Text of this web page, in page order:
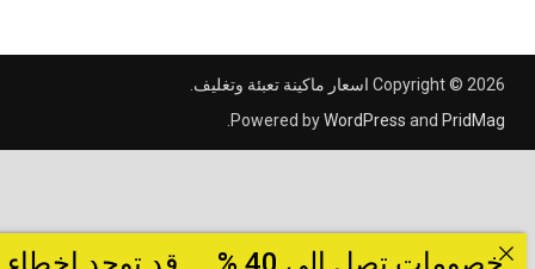
Copyright © 2026اسعار ماكينة تعبئة وتغليف
Powered byWordPressandPridMag
.